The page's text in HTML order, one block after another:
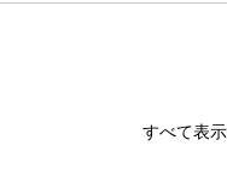
すべて表示